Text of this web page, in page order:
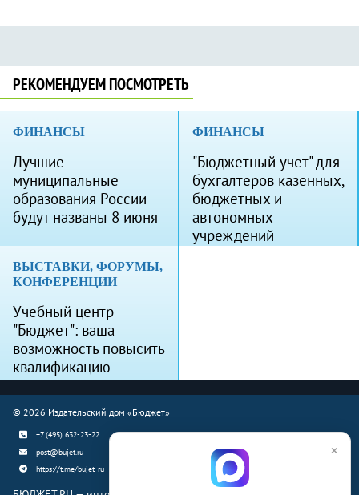
РЕКОМЕНДУЕМ ПОСМОТРЕТЬ
ФИНАНСЫ
Лучшие
муниципальные
образования России
будут названы 8 июня
ФИНАНСЫ
"Бюджетный учет" для
бухгалтеров казенных,
бюджетных и
автономных
учреждений
ВЫСТАВКИ, ФОРУМЫ,
КОНФЕРЕНЦИИ
Учебный центр
"Бюджет": ваша
возможность повысить
квалификацию
© 2026 Издательский дом «Бюджет»
+7 (495) 632-23-22
post@bujet.ru
https://t.me/bujet_ru
×